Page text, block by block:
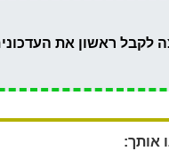
לקבל ראשון את
אותך: